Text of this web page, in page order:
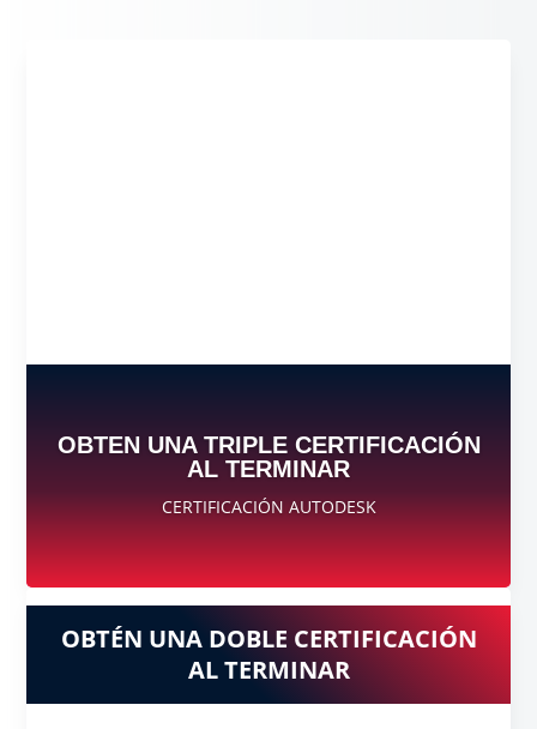
OBTEN UNA TRIPLE CERTIFICACIÓN
AL TERMINAR
CERTIFICACIÓN AUTODESK
OBTÉN UNA DOBLE CERTIFICACIÓN
AL TERMINAR